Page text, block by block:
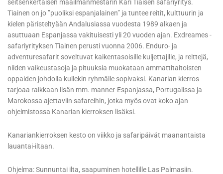
seitsenkertaisen maailmanmestarin Kari Tiaisen safariyritys.
Tiainen on jo ”puoliksi espanjalainen” ja tuntee reitit, kulttuurin ja
kielen päristeltyään Andalusiassa vuodesta 1989 alkaen ja
asuttuaan Espanjassa vakituisesti yli 20 vuoden ajan. Exdreames -
safariyrityksen Tiainen perusti vuonna 2006. Enduro- ja
adventuresafarit soveltuvat kaikentasoisille kuljettajille, ja reittejä,
niiden vaikeustasoja ja pituuksia muokataan ammattitaitoisten
oppaiden johdolla kullekin ryhmälle sopivaksi. Kanarian kierros
tarjoaa raikkaan lisän mm. manner-Espanjassa, Portugalissa ja
Marokossa ajettaviin safareihin, jotka myös ovat koko ajan
ohjelmistossa Kanarian kierroksen lisäksi.
Kanariankierroksen kesto on viikko ja safaripäivät maanantaista
lauantai-iltaan.
Ohjelma: Sunnuntai ilta, saapuminen hotellille Las Palmasiin.